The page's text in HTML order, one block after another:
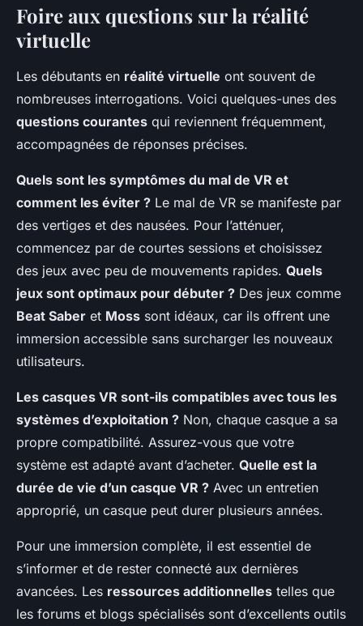
Foire aux questions sur la réalité
virtuelle
Les débutants en réalité virtuelle ont souvent de
nombreuses interrogations. Voici quelques-unes des
questions courantes qui reviennent fréquemment,
accompagnées de réponses précises.
Quels sont les symptômes du mal de VR et
comment les éviter ? Le mal de VR se manifeste par
des vertiges et des nausées. Pour l’atténuer,
commencez par de courtes sessions et choisissez
des jeux avec peu de mouvements rapides. Quels
jeux sont optimaux pour débuter ? Des jeux comme
Beat Saber et Moss sont idéaux, car ils offrent une
immersion accessible sans surcharger les nouveaux
utilisateurs.
Les casques VR sont-ils compatibles avec tous les
systèmes d’exploitation ? Non, chaque casque a sa
propre compatibilité. Assurez-vous que votre
système est adapté avant d’acheter. Quelle est la
durée de vie d’un casque VR ? Avec un entretien
approprié, un casque peut durer plusieurs années.
Pour une immersion complète, il est essentiel de
s’informer et de rester connecté aux dernières
avancées. Les ressources additionnelles telles que
les forums et blogs spécialisés sont d’excellents outils